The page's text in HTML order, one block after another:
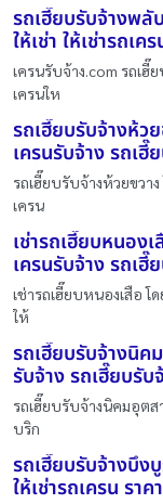
รถเฮี๊ยบรับจ้างพลั
ให้เช่า ให้เช่ารถเค
เครนรับจ้าง.com รถเ
เครนให
รถเฮี๊ยบรับจ้างห้ว
เครนรับจ้าง รถเฮี๊
รถเฮี๊ยบรับจ้างห้วยขวา
เครน
เช่ารถเฮี๊ยบหนอง
เครนรับจ้าง รถเฮี๊
เช่ารถเฮี๊ยบหนองเสือ โ
ให้
รถเฮี๊ยบรับจ้างนิค
รับจ้าง รถเฮี๊ยบรับ
รถเฮี๊ยบรับจ้างนิคมอุตส
บริก
รถเฮี๊ยบรับจ้างบึง
ให้เช่ารถเครน ราค